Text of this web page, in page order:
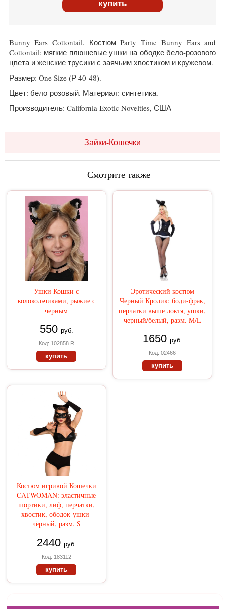
купить
Bunny Ears Cottontail. Костюм Party Time Bunny Ears and
Cottontail: мягкие плюшевые ушки на ободке бело-розового
цвета и женские трусики с заячьим хвостиком и кружевом.
Размер: One Size (Р 40-48).
Цвет: бело-розовый. Материал: синтетика.
Производитель: California Exotic Novelties, США
Зайки-Кошечки
Смотрите также
Ушки Кошки с
колокольчиками, рыжие с
черным
550 руб.
Код: 102858 R
купить
Эротический костюм
Черный Кролик: боди-фрак,
перчатки выше локтя, ушки,
черный/белый, разм. M/L
1650 руб.
Код: 02466
купить
Костюм игривой Кошечки
CATWOMAN: эластичные
шортики, лиф, перчатки,
хвостик, ободок-ушки-
чёрный, разм. S
2440 руб.
Код: 183112
купить